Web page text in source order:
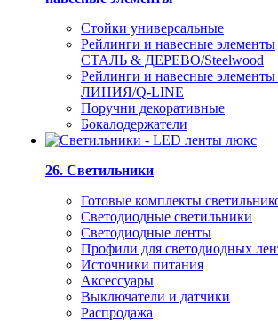
Стойки универсальные
Рейлинги и навесные элементы
СТАЛЬ & ДЕРЕВО/Steelwood
Рейлинги и навесные
ЛИНИЯ/Q-LINE
Поручни декоративные
Бокалодержатели
26. Светильники
Готовые комплекты
Светодиодные светильники
Светодиодные ленты
Профили для светодиодных
Источники питания
Аксессуары
Выключатели и датчики
Распродажа